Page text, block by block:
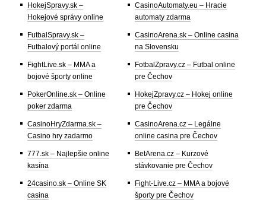
HokejSpravy.sk –
Hokejové správy online
FutbalSpravy.sk –
Futbalový portál online
FightLive.sk – MMA a
bojové športy online
PokerOnline.sk – Online
poker zdarma
CasinoHryZdarma.sk –
Casino hry zadarmo
777.sk – Najlepšie online
kasína
24casino.sk – Online SK
casina
CasinoAutomaty.eu – Hracie
automaty zdarma
CasinoArena.sk – Online casina
na Slovensku
FotbalZpravy.cz – Futbal online
pre Čechov
HokejZpravy.cz – Hokej online
pre Čechov
CasinoArena.cz – Legálne
online casina pre Čechov
BetArena.cz – Kurzové
stávkovanie pre Čechov
Fight-Live.cz – MMA a bojové
športy pre Čechov